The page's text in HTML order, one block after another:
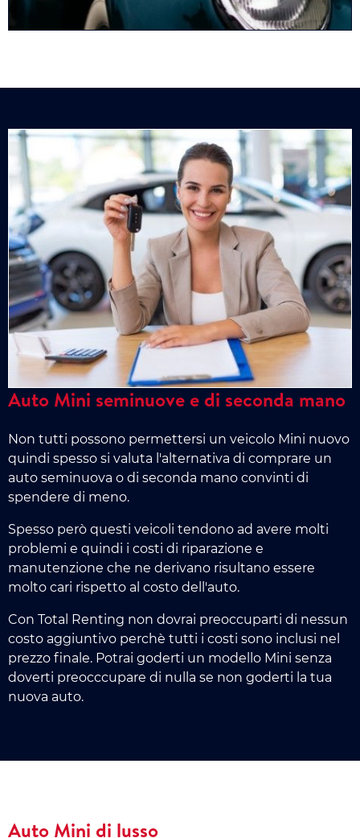
Auto Mini seminuove e di seconda mano
Non tutti possono permettersi un veicolo Mini nuovo
quindi spesso si valuta l'alternativa di comprare un
auto seminuova o di seconda mano convinti di
spendere di meno.
Spesso però questi veicoli tendono ad avere molti
problemi e quindi i costi di riparazione e
manutenzione che ne derivano risultano essere
molto cari rispetto al costo dell'auto.
Con Total Renting non dovrai preoccuparti di nessun
costo aggiuntivo perchè tutti i costi sono inclusi nel
prezzo finale. Potrai goderti un modello Mini senza
doverti preocccupare di nulla se non goderti la tua
nuova auto.
Auto Mini di lusso